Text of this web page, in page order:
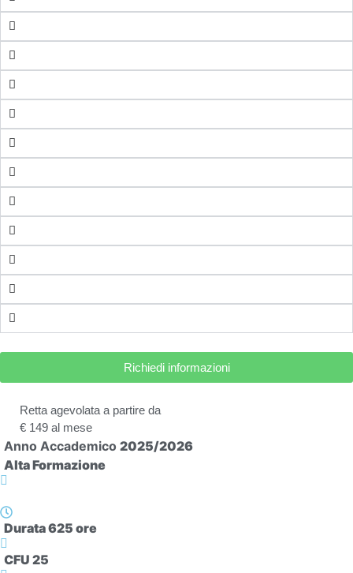
Richiedi informazioni
Retta agevolata a partire da
€ 149 al mese
Anno Accademico 2025/2026
Alta Formazione
Durata 625 ore
CFU 25